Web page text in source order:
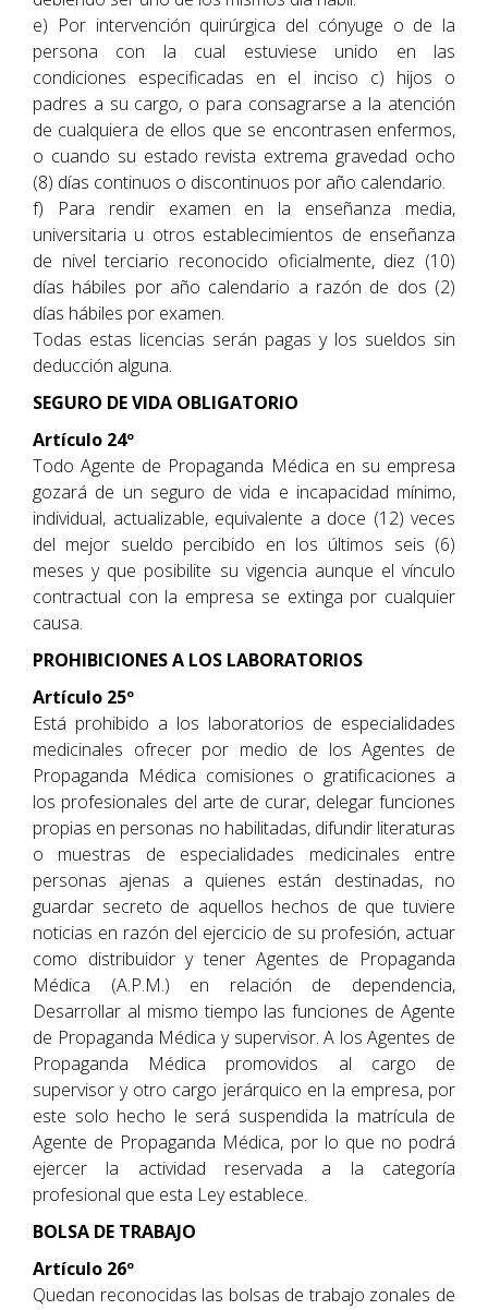
e) Por intervención quirúrgica del cónyuge o de la
persona con la cual estuviese unido en las
condiciones especificadas en el inciso c) hijos o
padres a su cargo, o para consagrarse a la atención
de cualquiera de ellos que se encontrasen enfermos,
o cuando su estado revista extrema gravedad ocho
(8) días continuos o discontinuos por año calendario.
f) Para rendir examen en la enseñanza media,
universitaria u otros establecimientos de enseñanza
de nivel terciario reconocido oficialmente, diez (10)
días hábiles por año calendario a razón de dos (2)
días hábiles por examen.
Todas estas licencias serán pagas y los sueldos sin
deducción alguna.
SEGURO DE VIDA OBLIGATORIO
Artículo 24º
Todo Agente de Propaganda Médica en su empresa
gozará de un seguro de vida e incapacidad mínimo,
individual, actualizable, equivalente a doce (12) veces
del mejor sueldo percibido en los últimos seis (6)
meses y que posibilite su vigencia aunque el vínculo
contractual con la empresa se extinga por cualquier
causa.
PROHIBICIONES A LOS LABORATORIOS
Artículo 25º
Está prohibido a los laboratorios de especialidades
medicinales ofrecer por medio de los Agentes de
Propaganda Médica comisiones o gratificaciones a
los profesionales del arte de curar, delegar funciones
propias en personas no habilitadas, difundir literaturas
o muestras de especialidades medicinales entre
personas ajenas a quienes están destinadas, no
guardar secreto de aquellos hechos de que tuviere
noticias en razón del ejercicio de su profesión, actuar
como distribuidor y tener Agentes de Propaganda
Médica (A.P.M.) en relación de dependencia,
Desarrollar al mismo tiempo las funciones de Agente
de Propaganda Médica y supervisor. A los Agentes de
Propaganda Médica promovidos al cargo de
supervisor y otro cargo jerárquico en la empresa, por
este solo hecho le será suspendida la matrícula de
Agente de Propaganda Médica, por lo que no podrá
ejercer la actividad reservada a la categoría
profesional que esta Ley establece.
BOLSA DE TRABAJO
Artículo 26º
Quedan reconocidas las bolsas de trabajo zonales de